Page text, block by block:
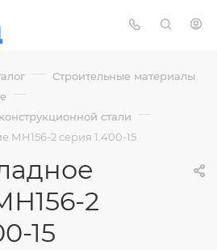
— Строительные материалы
—
стали —
МН156-2 серия 1.400-15
2
15